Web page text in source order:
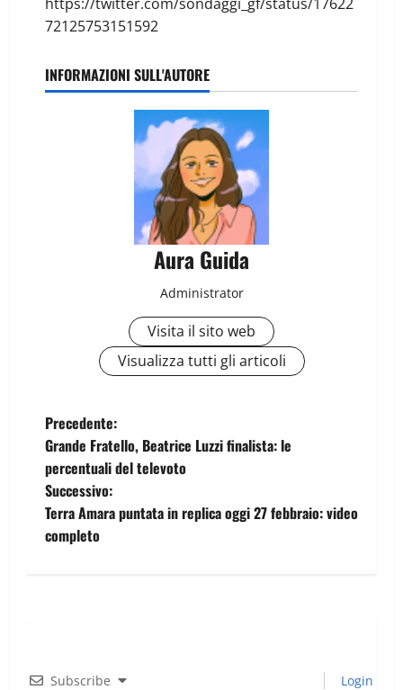
72125753151592
INFORMAZIONI SULL'AUTORE
Aura Guida
Administrator
Visita il sito web
Visualizza tutti gli articoli
Precedente:
Grande Fratello, Beatrice Luzzi finalista: le
percentuali del televoto
Successivo:
Terra Amara puntata in replica oggi 27 febbraio: video
completo
Subscribe Login